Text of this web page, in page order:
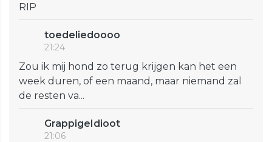
RIP
toedeliedoooo
21:24
Zou ik mij hond zo terug krijgen kan het een
week duren, of een maand, maar niemand zal
de resten va...
GrappigeIdioot
21:06